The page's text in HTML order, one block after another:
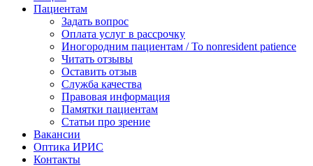
Пациентам
Задать вопрос
Оплата услуг в рассрочку
Иногородним пациентам / To nonresident patience
Читать отзывы
Оставить отзыв
Служба качества
Правовая информация
Памятки пациентам
Статьи про зрение
Вакансии
Оптика ИРИС
Контакты